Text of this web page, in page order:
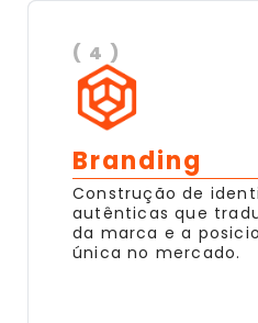
( 4 )
Branding
Construção de
autênticas que
da marca e a
única no mercado.